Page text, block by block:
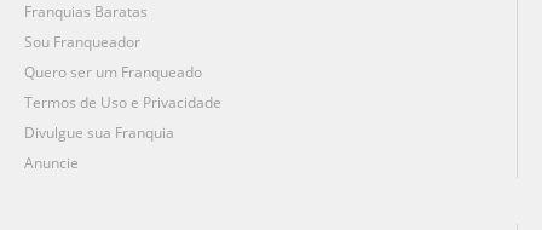
Franquias Baratas
Sou Franqueador
Quero ser um Franqueado
Termos de Uso e Privacidade
Divulgue sua Franquia
Anuncie